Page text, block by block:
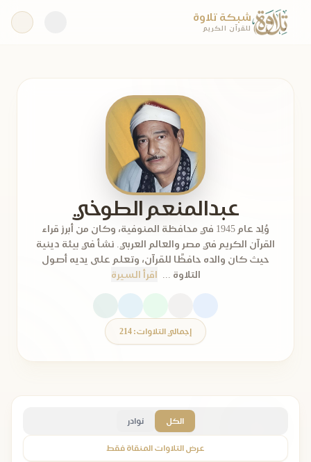
شبكة تلاوة
للقرآن الكريم
عبدالمنعم الطوخي
وُلِد عام 1945 في محافظة المنوفية، وكان من أبرز قراء
القرآن الكريم في مصر والعالم العربي. نشأ في بيئة دينية
حيث كان والده حافظًا للقرآن، وتعلم على يديه أصول
التلاوة ...
اقرأ السيرة
إجمالي التلاوات: 214
الكل نوادر
عرض التلاوات المنقاة فقط